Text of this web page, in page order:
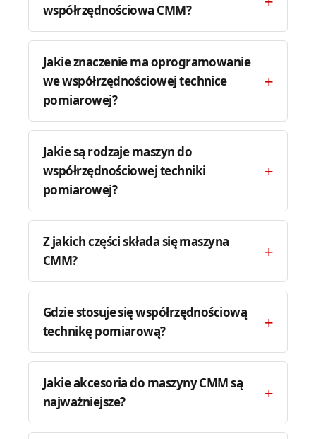
współrzędnościowa CMM?
Jakie znaczenie ma oprogramowanie
we współrzędnościowej technice
pomiarowej?
Jakie są rodzaje maszyn do
współrzędnościowej techniki
pomiarowej?
Z jakich części składa się maszyna
CMM?
Gdzie stosuje się współrzędnościową
technikę pomiarową?
Jakie akcesoria do maszyny CMM są
najważniejsze?